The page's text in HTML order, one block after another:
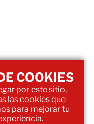
de Oroı Foto: AP
COOKIES
por este sitio,
las cookies que
para mejorar tu